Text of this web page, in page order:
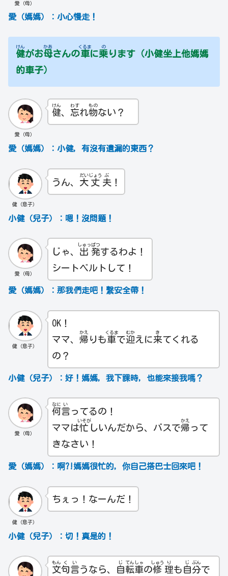
愛（母）
愛（媽媽）：小心慢走！
健
けん
がお母
かあ
さんの車
くるま
に乗
の
ります（小健坐上他媽媽
的車子）
愛（母）
健
けん
、 忘
わす
れ物
もの
ない？
愛（媽媽）：小健，有沒有遺漏的東西？
健（息子）
うん、 大
だい
丈
じょう
夫
ぶ
！
小健（兒子）：嗯！沒問題！
愛（母）
じゃ、 出
しゅっ
発
ぱつ
するわよ！
シートベルトして！
愛（媽媽）：那我們走吧！繫安全帶！
健（息子）
OK！
ママ、 帰
かえ
りも車
くるま
で迎
むか
えに来
き
てくれる
の？
小健（兒子）：好！媽媽，我下課時，也能來接我嗎？
愛（母）
何
なに
言
い
ってるの！
ママは忙
いそが
しいんだから、バスで帰
かえ
って
きなさい！
愛（媽媽）：啊?!媽媽很忙的，你自己搭巴士回來吧！
健（息子）
ちぇっ！なーんだ！
小健（兒子）：切！真是的！
文
もん
句
く
言
い
うなら、 自
じ
転
てん
車
しゃ
の修
しゅう
理
り
も 自
じ
分
ぶん
で